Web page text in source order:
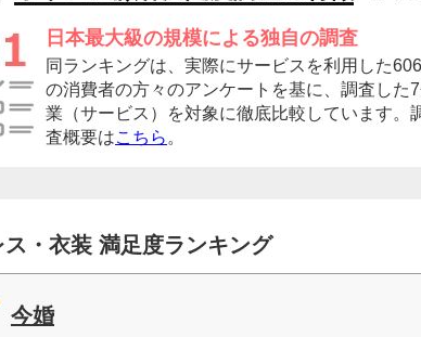
日本最大級の規模による独自の調査
同ランキングは、実際にサービスを利用した
の消費者の方々のアンケートを基に、調査した
業（サービス）を対象に徹底比較しています。
査概要はこちら 。
ス・衣装 満足度ランキング
今婚